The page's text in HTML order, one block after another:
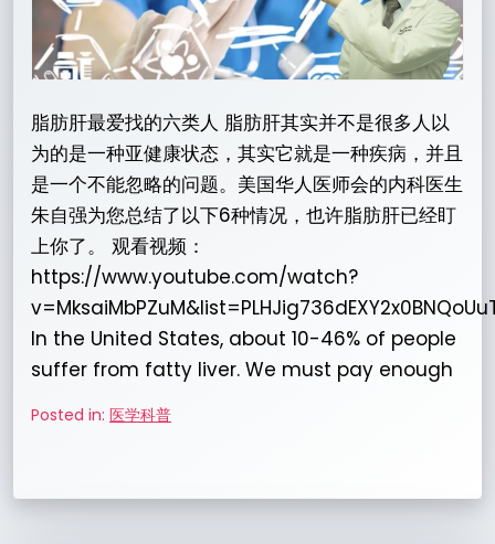
脂肪肝最爱找的六类人 脂肪肝其实并不是很多人以
为的是一种亚健康状态，其实它就是一种疾病，并且
是一个不能忽略的问题。美国华人医师会的内科医生
朱自强为您总结了以下6种情况，也许脂肪肝已经盯
上你了。 观看视频：
https://www.youtube.com/watch?
In the United States, about 10-46% of people
suffer from fatty liver. We must pay enough
Posted in: 医学科普